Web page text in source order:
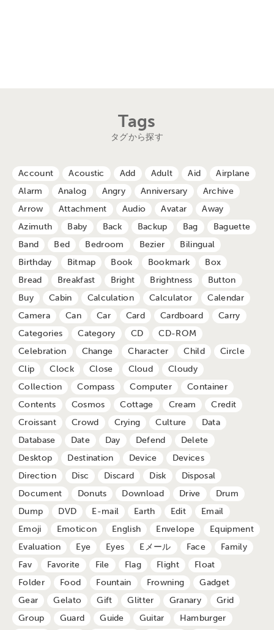
Tags
タグから探す
Account Acoustic Add Adult Aid
Airplane
Alarm
Analog Angry Anniversary
Archive
Arrow
Attachment Audio Avatar
Away
Azimuth
Baby Back Backup Bag
Baguette
Band
Bed Bedroom Bezier
Bilingual
Birthday
Bitmap Book Bookmark
Box
Bread
Breakfast Bright Brightness
Button
Buy
Cabin Calculation Calculator
Calendar
Camera
Can Car Card Cardboard
Carry
Categories
Category CD
CD-ROM
Celebration
Change Character Child
Circle
Clip
Clock Close Cloud
Cloudy
Collection
Compass Computer
Container
Contents
Cosmos Cottage Cream
Credit
Croissant
Crowd Crying Culture
Data
Database
Date Day Defend
Delete
Desktop
Destination Device
Devices
Direction
Disc Discard Disk
Disposal
Document
Donuts Download Drive
Drum
Dump
DVD E-mail Earth Edit
Email
Emoji
Emoticon English Envelope
Equipment
Evaluation
Eye Eyes Eメール Face
Family
Fav
Favorite File Flag Flight
Float
Folder
Food Fountain Frowning
Gadget
Gear
Gelato Gift Glitter Granary
Grid
Group
Guard Guide Guitar
Hamburger